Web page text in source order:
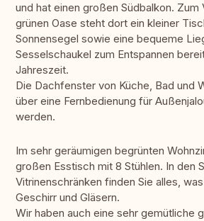
und hat einen großen Südbalkon. Zum
grünen Oase steht dort ein kleiner
Sonnensegel sowie eine bequeme
Sesselschaukel zum Entspannen
Jahreszeit.
Die Dachfenster von Küche, Bad und
über eine Fernbedienung für
werden.
Im sehr geräumigen begrünten
großen Esstisch mit 8 Stühlen. In den
Vitrinenschränken finden Sie alles,
Geschirr und Gläsern.
Wir haben auch eine sehr gemütliche